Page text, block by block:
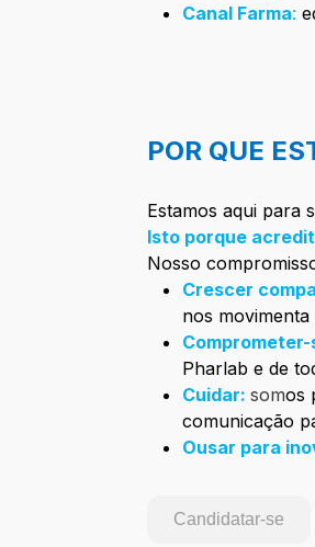
Canal Farma:
POR QUE
Estamos aqui para
Isto porque
Nosso
Crescer
nos
Pharlab e de
Cuidar: somos
comunicação
Ousar para
Candidatar-se